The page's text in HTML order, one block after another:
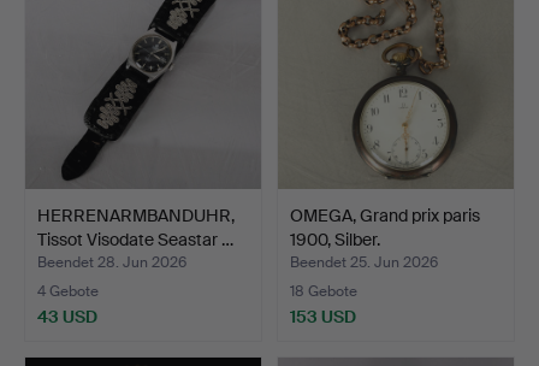
HERRENARMBANDUHR,
Tissot Visodate Seastar …
Beendet 28. Jun 2026
4 Gebote
43 USD
OMEGA, Grand prix paris
1900, Silber.
Beendet 25. Jun 2026
18 Gebote
153 USD